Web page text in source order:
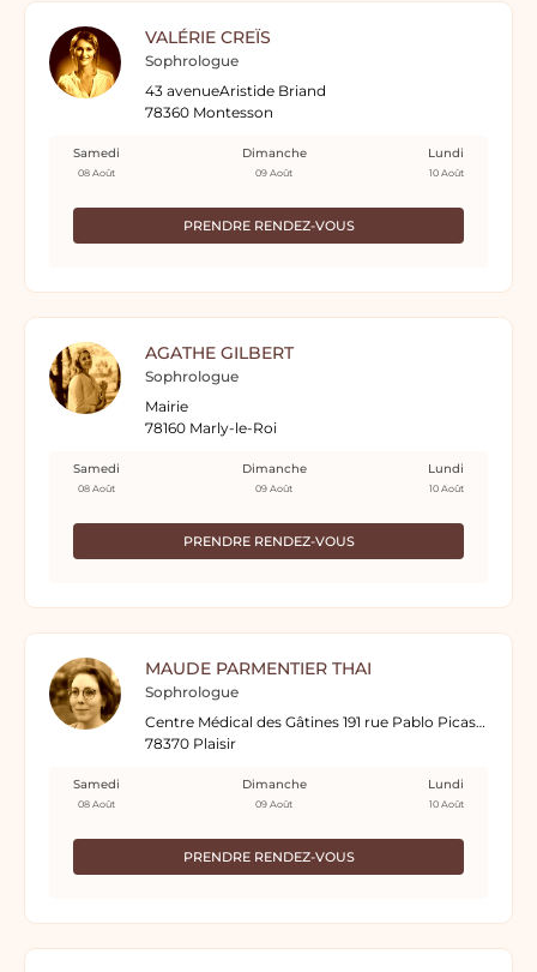
VALÉRIE CREÏS
Sophrologue
43 avenueAristide Briand
78360 Montesson
PRENDRE RENDEZ-VOUS
Samedi
08 Août
Dimanche
09 Août
Lundi
10 Août
AGATHE GILBERT
Sophrologue
Mairie
78160 Marly-le-Roi
PRENDRE RENDEZ-VOUS
Samedi
08 Août
Dimanche
09 Août
Lundi
10 Août
MAUDE PARMENTIER THAI
Sophrologue
Centre Médical des Gâtines 191 rue Pablo Picasso
78370 Plaisir
PRENDRE RENDEZ-VOUS
Samedi
08 Août
Dimanche
09 Août
Lundi
10 Août